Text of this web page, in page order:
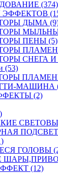
(374)
ДЫМА
ПЕНЫ (5)
СНЕГА
(53)
МАШИНА
(2)
ГОЛОВЫ
(12)